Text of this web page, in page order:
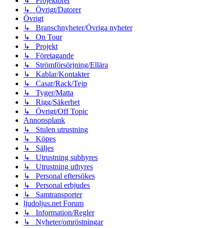
↳ Övrigt/Datorer
Övrigt
↳ Branschnyheter/Övriga nyheter
↳ On Tour
↳ Projekt
↳ Företagande
↳ Strömförsörjning/Ellära
↳ Kablar/Kontakter
↳ Casar/Rack/Tejp
↳ Tyger/Matta
↳ Rigg/Säkerhet
↳ Övrigt/Off Topic
Annonsplank
↳ Stulen utrustning
↳ Köpes
↳ Säljes
↳ Utrustning subhyres
↳ Utrustning uthyres
↳ Personal eftersökes
↳ Personal erbjudes
↳ Samtransporter
ljudoljus.net Forum
↳ Information/Regler
↳ Nyheter/omröstningar